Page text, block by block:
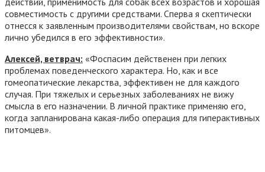
совместимость с другими средствами. Сперва я скептически
отнесся к заявленным производителями свойствам, но вскоре
лично убедился в его эффективности».
Алексей, ветврач: «Фоспасим действенен при легких
проблемах поведенческого характера. Но, как и все
гомеопатические лекарства, эффективен не для каждого
случая. При тяжелых и серьезных заболеваниях не вижу
смысла в его назначении. В личной практике применяю его,
когда запланирована какая-либо операция для гиперактивных
питомцев».